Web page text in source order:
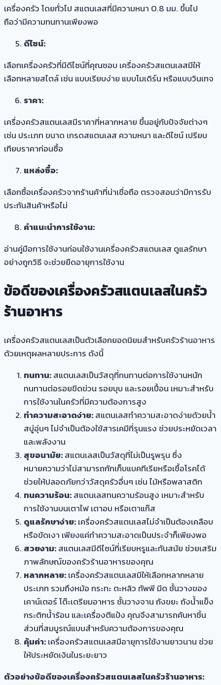
เครื่องครัว โดยทั่วไป สแตนเลสที่มีความหนา 0.8 มม. ขึ้นไป
ถือว่ามีความทนทานเพียงพอ
ดีไซน์:
เลือกเครื่องครัวที่มีดีไซน์ที่คุณชอบ เครื่องครัวสแตนเลสมีให้
เลือกหลายสไตล์ เช่น แบบเรียบง่าย แบบโมเดิร์น หรือแบบวินเทจ
ราคา:
เครื่องครัวสแตนเลสมีราคาที่หลากหลาย ขึ้นอยู่กับปัจจัยต่างๆ
เช่น ประเภท ขนาด เกรดสแตนเลส ความหนา และดีไซน์ เปรียบ
เทียบราคาก่อนซื้อ
แหล่งซื้อ:
เลือกซื้อเครื่องครัวจากร้านค้าที่น่าเชื่อถือ ตรวจสอบว่ามีการรับ
ประกันสินค้าหรือไม่
คำแนะนำการใช้งาน:
อ่านคู่มือการใช้งานก่อนใช้งานเครื่องครัวสแตนเลส ดูแลรักษา
อย่างถูกวิธี จะช่วยยืดอายุการใช้งาน
ข้อดีของเครื่องครัวสแตนเลสในครัว
ร้านอาหาร
เครื่องครัวสแตนเลสเป็นตัวเลือกยอดนิยมสำหรับครัวร้านอาหาร
ด้วยเหตุผลหลายประการ ดังนี้
ทนทาน:สแตนเลสเป็นวัสดุที่ทนทานต่อการใช้งานหนัก
ทนทานต่อรอยขีดข่วน รอยบุบ และรอยเปื้อน เหมาะสำหรับ
การใช้งานในครัวที่มีความต้องการสูง
ทำความสะอาดง่าย:สแตนเลสทำความสะอาดง่ายด้วยน้ำ
สบู่อุ่นๆ ไม่จำเป็นต้องใช้สารเคมีที่รุนแรง ช่วยประหยัดเวลา
และพลังงาน
สุขอนามัย:สแตนเลสเป็นวัสดุที่ไม่เป็นรูพรุน ซึ่ง
หมายความว่าไม่สามารถกักเก็บแบคทีเรียหรือเชื้อโรคได้
ช่วยให้ปลอดภัยกว่าวัสดุครัวอื่นๆ เช่น ไม้หรือพลาสติก
ทนความร้อน:สแตนเลสทนความร้อนสูง เหมาะสำหรับ
การใช้งานบนเตาไฟ เตาอบ หรือเตาแก๊ส
ดูแลรักษาง่าย:เครื่องครัวสแตนเลสไม่จำเป็นต้องเคลือบ
หรือขัดเงา เพียงแค่ทำความสะอาดเป็นประจำก็เพียงพอ
สวยงาม:สแตนเลสมีดีไซน์ที่เรียบหรูและทันสมัย ช่วยเสริม
ภาพลักษณ์ของครัวร้านอาหารของคุณ
หลากหลาย:เครื่องครัวสแตนเลสมีให้เลือกหลากหลาย
ประเภท รวมถึงหม้อ กระทะ ตะหลิว ทัพพี มีด ชั้นวางของ
เคาน์เตอร์ โต๊ะเตรียมอาหาร ชั้นวางจาน ถังขยะ ถังน้ำแข็ง
กระติกน้ำร้อน และเครื่องตีแป้ง คุณจึงสามารถค้นหาชิ้น
ส่วนที่สมบูรณ์แบบสำหรับความต้องการของคุณ
คุ้มค่า:เครื่องครัวสแตนเลสมีอายุการใช้งานยาวนาน ช่วย
ให้ประหยัดเงินในระยะยาว
ตัวอย่างข้อดีของเครื่องครัวสแตนเลสในครัวร้านอาหาร: